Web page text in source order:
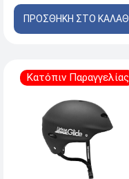
ΠΡΟΣΘΗΚΗ ΣΤΟ ΚΑΛΑΘΙ
Κατόπιν Παραγγελίας